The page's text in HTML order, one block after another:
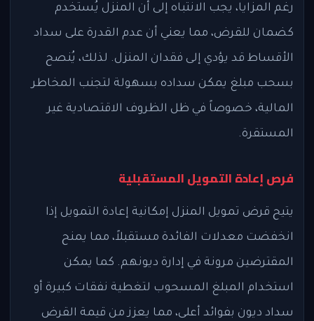
رغم المزايا، يجب الانتباه إلى أن المنزل يُستخدم
كضمان للقرض، مما يعني أن عدم القدرة على سداد
الأقساط قد يؤدي إلى فقدان المنزل. لذلك، يُنصح
بسحب مبلغ يمكن سداده بسهولة لتجنب المخاطر
المالية، خصوصاً في ظل الظروف الاقتصادية غير
المستقرة.
فرص إعادة التمويل المستقبلية
يتيح قرض تمويل المنزل إمكانية إعادة التمويل إذا
انخفضت معدلات الفائدة مستقبلاً، مما يمنح
المقترضين مرونة في إدارة ديونهم. كما يمكن
استخدام المبلغ المسحوب لتغطية نفقات كبيرة أو
سداد ديون بفوائد أعلى، مما يعزز من قيمة القرض